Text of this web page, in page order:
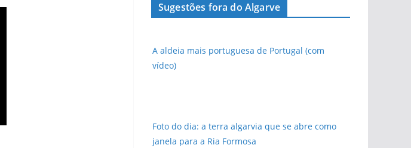
Sugestões fora do Algarve
A aldeia mais portuguesa de Portugal (com
vídeo)
Foto do dia: a terra algarvia que se abre como
janela para a Ria Formosa